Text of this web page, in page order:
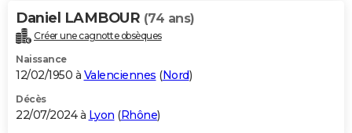
Daniel LAMBOUR (74 ans)
Créer une cagnotte obsèques
Naissance
12/02/1950 à Valenciennes (Nord)
Décès
22/07/2024 à Lyon (Rhône)